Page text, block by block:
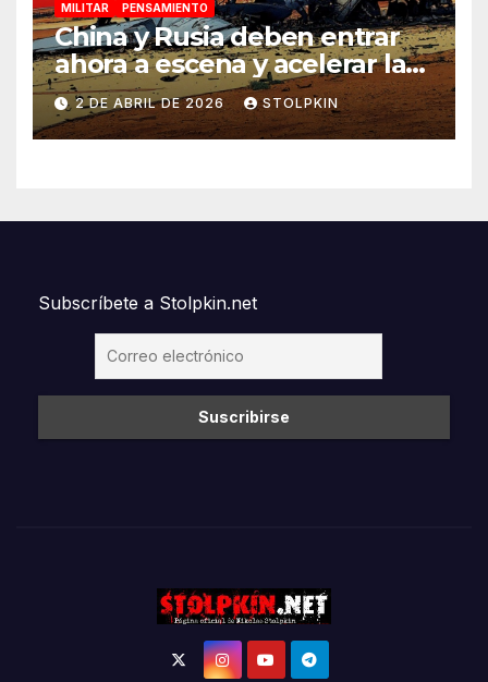
MILITAR
PENSAMIENTO
China y Rusia deben entrar
ahora a escena y acelerar la
reconfiguración del Nuevo
Orden Mundial
2 DE ABRIL DE 2026 STOLPKIN
Subscríbete a Stolpkin.net